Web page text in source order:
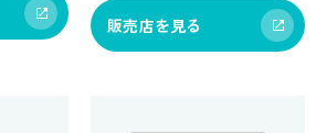
販売店を見る